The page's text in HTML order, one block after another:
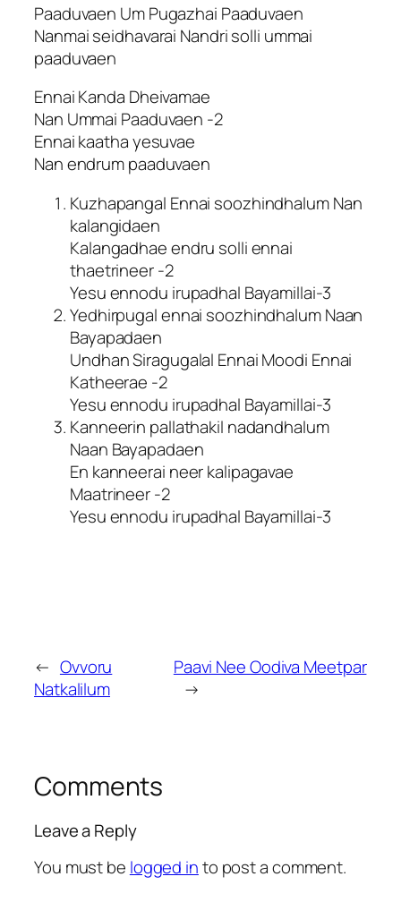
Paaduvaen Um Pugazhai Paaduvaen
Nanmai seidhavarai Nandri solli ummai
paaduvaen
Ennai Kanda Dheivamae
Nan Ummai Paaduvaen -2
Ennai kaatha yesuvae
Nan endrum paaduvaen
Kuzhapangal Ennai soozhindhalum Nan
kalangidaen
Kalangadhae endru solli ennai
thaetrineer -2
Yesu ennodu irupadhal Bayamillai-3
Yedhirpugal ennai soozhindhalum Naan
Bayapadaen
Undhan Siragugalal Ennai Moodi Ennai
Katheerae -2
Yesu ennodu irupadhal Bayamillai-3
Kanneerin pallathakil nadandhalum
Naan Bayapadaen
En kanneerai neer kalipagavae
Maatrineer -2
Yesu ennodu irupadhal Bayamillai-3
← Ovvoru
Natkalilum
Paavi Nee Oodiva Meetpar
→
Comments
Leave a Reply
You must be logged into post a comment.